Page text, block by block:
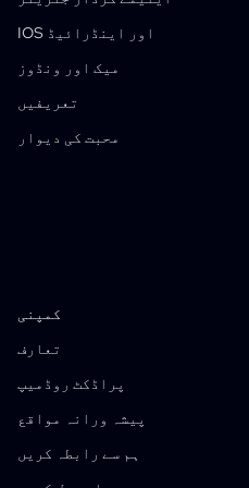
IOS اور اینڈرائیڈ
میک اور ونڈوز
تعریفیں
محبت کی دیوار
کمپنی
تعارف
پراڈکٹ روڈمیپ
پیشہ ورانہ مواقع
ہم سے رابطہ کریں
AI منہوا جنریٹر
نیا
AI مانگا جنریٹر
Camera Angle Control
AI Background Generator
AI Image Style Transfer
AI Pose Generator
AI کردار جنریٹر
جنریٹو ورک فلو
ویب ٹونز